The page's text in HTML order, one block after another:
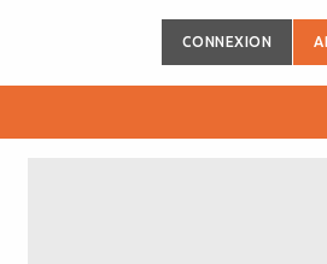
CONNEXION